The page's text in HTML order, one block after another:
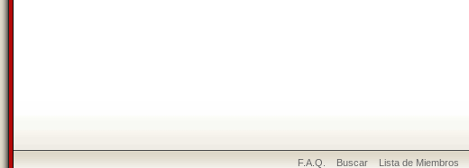
F.A.Q. Buscar Lista de Miembros